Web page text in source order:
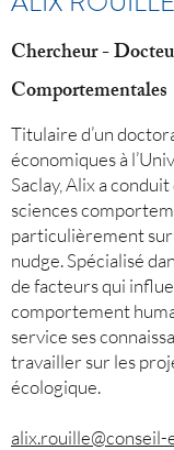
Chercheur -
Comportementales
Titulaire d’un
économiques à
Saclay, Alix a
sciences
particulièrement
nudge. Spécialisé
de facteurs qui
comportement
service ses
travailler sur les
écologique.